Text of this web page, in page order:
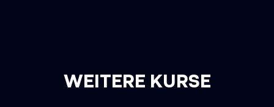
WEITERE KURSE